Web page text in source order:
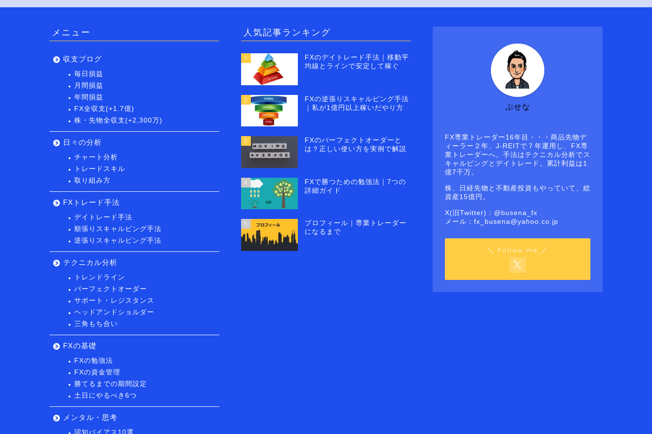
メニュー
収支ブログ
毎日損益
月間損益
年間損益
FX全収支(+1.7億)
株・先物全収支(+2,300万)
日々の分析
チャート分析
トレードスキル
取り組み方
FXトレード手法
デイトレード手法
順張りスキャルピング手法
逆張りスキャルピング手法
テクニカル分析
トレンドライン
パーフェクトオーダー
サポート・レジスタンス
ヘッドアンドショルダー
三角もち合い
FXの基礎
FXの勉強法
FXの資金管理
勝てるまでの期間設定
土日にやるべき6つ
メンタル・思考
認知バイアス10選
人気記事ランキング
1
FXのデイトレード手法｜移動平
均線とラインで安定して稼ぐ
2
FXの逆張りスキャルピング手法
｜私が1億円以上稼いだやり方
3
FXのパーフェクトオーダーと
は？正しい使い方を実例で解説
4
FXで勝つための勉強法｜7つの
詳細ガイド
5
プロフィール｜専業トレーダー
になるまで
ぶせな
FX専業トレーダー16年目・・・商品先物デ
ィーラー２年、J-REITで７年運用し、FX専
業トレーダーへ。手法はテクニカル分析でス
キャルピングとデイトレード。累計利益は1
億7千万。
株、日経先物と不動産投資もやっていて、総
資産15億円。
X(旧Twitter)：@busena_fx
メール：fx_busena@yahoo.co.jp
＼ Follow me ／